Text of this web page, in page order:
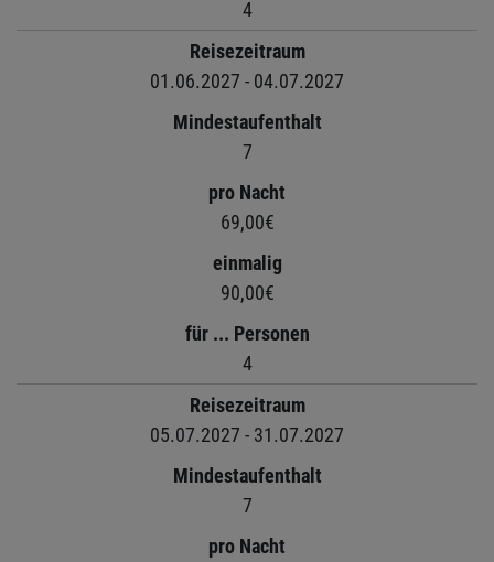
4
Reisezeitraum
01.06.2027 - 04.07.2027
Mindestaufenthalt
7
pro Nacht
69,00€
einmalig
90,00€
für ... Personen
4
Reisezeitraum
05.07.2027 - 31.07.2027
Mindestaufenthalt
7
pro Nacht